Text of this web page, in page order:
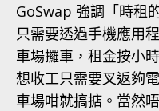
GoSwap 強調「時租
只需要透過手機應用
車場攞車，租金按小
想收工只需要叉返夠
車場咁就搞掂。當然